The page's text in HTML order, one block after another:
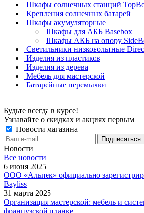
Шкафы солнечных станций
Крепления солнечных батарей
Шкафы акумуляторные
Шкафы для АКБ Basebox
Шкафы АКБ на опору
Светильники низковольтные
Изделия из пластиков
Изделия из дерева
Мебель для мастерской
Батарейные перемычки
Будьте всегда в курсе!
Узнавайте о скидках и акциях первым
Новости магазина
Новости
Все новости
6 июня 2025
ООО «Альпек» официально
Bayliss
31 марта 2025
Организация мастерской: мебель и
французской планке